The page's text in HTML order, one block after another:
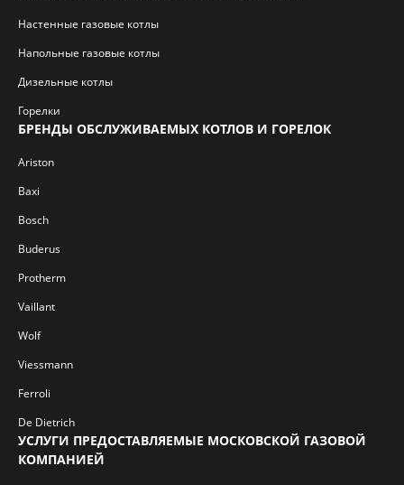
Настенные газовые котлы
Напольные газовые котлы
Дизельные котлы
Горелки
БРЕНДЫ ОБСЛУЖИВАЕМЫХ КОТЛОВ И ГОРЕЛОК
Ariston
Baxi
Bosch
Buderus
Protherm
Vaillant
Wolf
Viessmann
Ferroli
De Dietrich
УСЛУГИ ПРЕДОСТАВЛЯЕМЫЕ МОСКОВСКОЙ ГАЗОВОЙ
КОМПАНИЕЙ